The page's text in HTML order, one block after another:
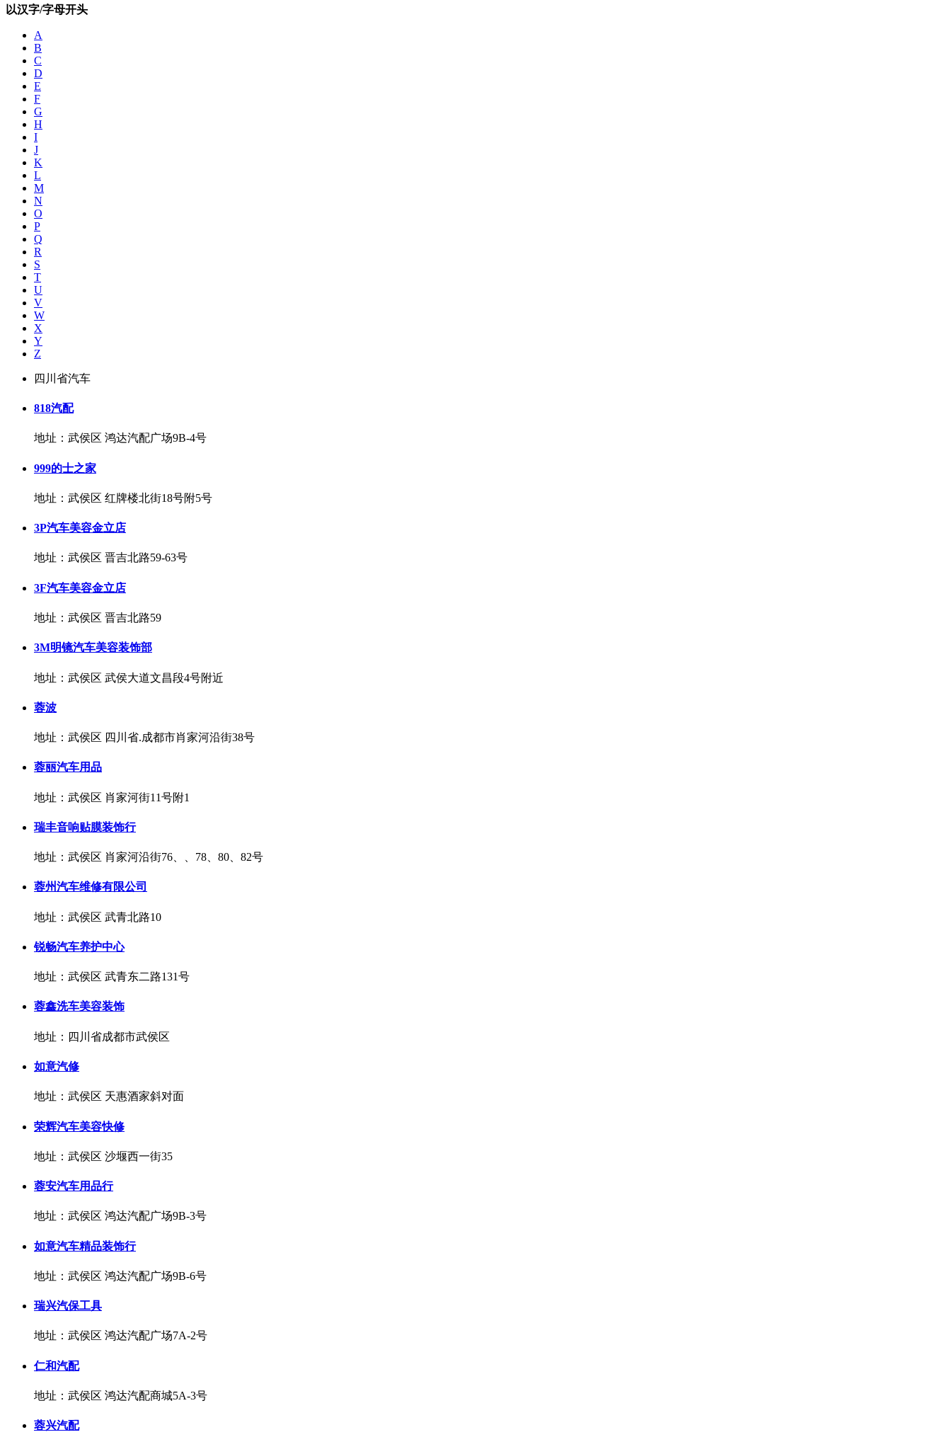
以汉字/字母开头
A
B
C
D
E
F
G
H
I
J
K
L
M
N
O
P
Q
R
S
T
U
V
W
X
Y
Z
四川省汽车
818汽配
地址：武侯区 鸿达汽配广场9B-4号
999的士之家
地址：武侯区 红牌楼北街18号附5号
3P汽车美容金立店
地址：武侯区 晋吉北路59-63号
3F汽车美容金立店
地址：武侯区 晋吉北路59
3M明镜汽车美容装饰部
地址：武侯区 武侯大道文昌段4号附近
蓉波
地址：武侯区 四川省.成都市肖家河沿街38号
蓉丽汽车用品
地址：武侯区 肖家河街11号附1
瑞丰音响贴膜装饰行
地址：武侯区 肖家河沿街76、、78、80、82号
蓉州汽车维修有限公司
地址：武侯区 武青北路10
锐畅汽车养护中心
地址：武侯区 武青东二路131号
蓉鑫洗车美容装饰
地址：四川省成都市武侯区
如意汽修
地址：武侯区 天惠酒家斜对面
荣辉汽车美容快修
地址：武侯区 沙堰西一街35
蓉安汽车用品行
地址：武侯区 鸿达汽配广场9B-3号
如意汽车精品装饰行
地址：武侯区 鸿达汽配广场9B-6号
瑞兴汽保工具
地址：武侯区 鸿达汽配广场7A-2号
仁和汽配
地址：武侯区 鸿达汽配商城5A-3号
蓉兴汽配